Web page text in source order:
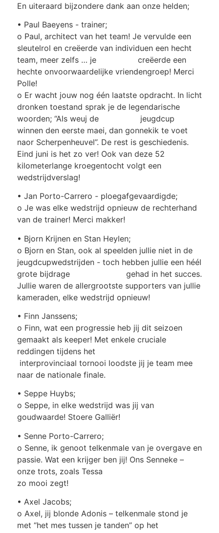
En uiteraard bijzondere dank aan onze helden;
• Paul Baeyens - trainer;
o Paul, architect van het team! Je vervulde een
sleutelrol en creëerde van individuen een hecht
team, meer zelfs … je creëerde een
hechte onvoorwaardelijke vriendengroep! Merci
Polle!
o Er wacht jouw nog één laatste opdracht. In licht
dronken toestand sprak je de legendarische
woorden; “Als weuj de jeugdcup
winnen den eerste maei, dan gonnekik te voet
naor Scherpenheuvel”. De rest is geschiedenis.
Eind juni is het zo ver! Ook van deze 52
kilometerlange kroegentocht volgt een
wedstrijdverslag!
• Jan Porto-Carrero - ploegafgevaardigde;
o Je was elke wedstrijd opnieuw de rechterhand
van de trainer! Merci makker!
• Bjorn Krijnen en Stan Heylen;
o Bjorn en Stan, ook al speelden jullie niet in de
jeugdcupwedstrijden - toch hebben jullie een héél
grote bijdrage gehad in het succes.
Jullie waren de allergrootste supporters van jullie
kameraden, elke wedstrijd opnieuw!
• Finn Janssens;
o Finn, wat een progressie heb jij dit seizoen
gemaakt als keeper! Met enkele cruciale
reddingen tijdens het
interprovinciaal tornooi loodste jij je team mee
naar de nationale finale.
• Seppe Huybs;
o Seppe, in elke wedstrijd was jij van
goudwaarde! Stoere Galliër!
• Senne Porto-Carrero;
o Senne, ik genoot telkenmale van je overgave en
passie. Wat een krijger ben jij! Ons Senneke –
onze trots, zoals Tessa
zo mooi zegt!
• Axel Jacobs;
o Axel, jij blonde Adonis – telkenmale stond je
met “het mes tussen je tanden” op het